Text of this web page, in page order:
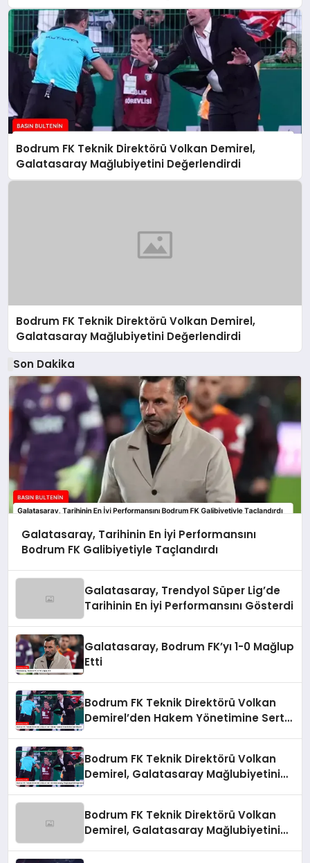
Bodrum FK Teknik Direktörü Volkan Demirel,
Galatasaray Mağlubiyetini Değerlendirdi
Bodrum FK Teknik Direktörü Volkan Demirel,
Galatasaray Mağlubiyetini Değerlendirdi
Son Dakika
Galatasaray, Tarihinin En İyi Performansını
Bodrum FK Galibiyetiyle Taçlandırdı
Galatasaray, Trendyol Süper Lig’de
Tarihinin En İyi Performansını Gösterdi
Galatasaray, Bodrum FK’yı 1-0 Mağlup
Etti
Bodrum FK Teknik Direktörü Volkan
Demirel’den Hakem Yönetimine Sert
Bodrum FK Teknik Direktörü Volkan
Demirel, Galatasaray Mağlubiyetini
Bodrum FK Teknik Direktörü Volkan
Demirel, Galatasaray Mağlubiyetini